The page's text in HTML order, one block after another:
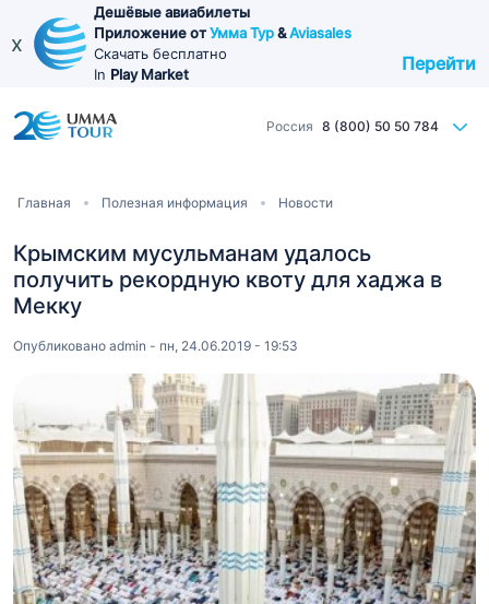
Перейти
основному
x
Дешёвые авиабилеты
Приложение отУмма Тур&Aviasales
Скачать бесплатно
In Play Market Перейти
Россия 8 (800) 50 50 784
Строка
навигации
Главная Полезная информация Новости
Крымским мусульманам удалось
получить рекордную квоту для хаджа в
Мекку
Опубликовано admin - пн, 24.06.2019 - 19:53